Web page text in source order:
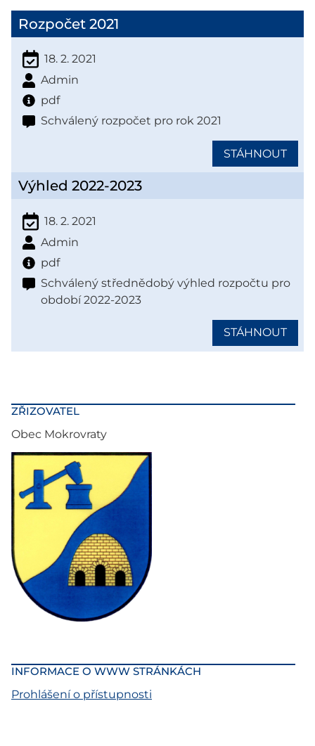
ZŘIZOVATEL
Obec Mokrovraty
INFORMACE O WWW STRÁNKÁCH
Prohlášení o přístupnosti
Rozpočet 2021
18. 2. 2021
Admin
pdf
Schválený rozpočet pro rok 2021
STÁHNOUT
Výhled 2022-2023
18. 2. 2021
Admin
pdf
Schválený střednědobý výhled rozpočtu pro
období 2022-2023
STÁHNOUT